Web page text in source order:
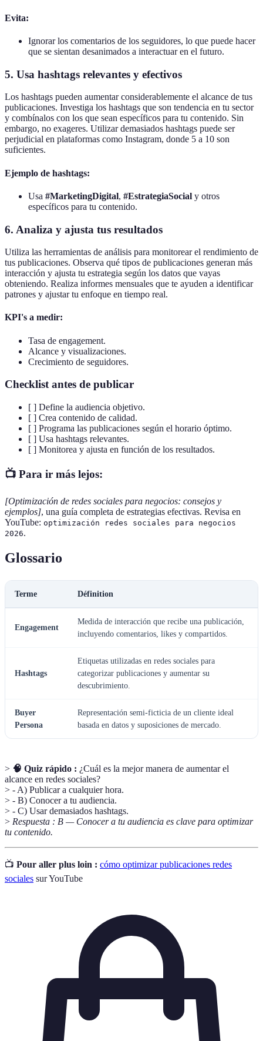
Evita:
Ignorar los comentarios de los seguidores, lo que puede hacer
que se sientan desanimados a interactuar en el futuro.
5. Usa hashtags relevantes y efectivos
Los hashtags pueden aumentar considerablemente el alcance de tus
publicaciones. Investiga los hashtags que son tendencia en tu sector
y combínalos con los que sean específicos para tu contenido. Sin
embargo, no exageres. Utilizar demasiados hashtags puede ser
perjudicial en plataformas como Instagram, donde 5 a 10 son
suficientes.
Ejemplo de hashtags:
Usa #MarketingDigital, #EstrategiaSocial y otros
específicos para tu contenido.
6. Analiza y ajusta tus resultados
Utiliza las herramientas de análisis para monitorear el rendimiento de
tus publicaciones. Observa qué tipos de publicaciones generan más
interacción y ajusta tu estrategia según los datos que vayas
obteniendo. Realiza informes mensuales que te ayuden a identificar
patrones y ajustar tu enfoque en tiempo real.
KPI's a medir:
Tasa de engagement.
Alcance y visualizaciones.
Crecimiento de seguidores.
Checklist antes de publicar
[ ] Define la audiencia objetivo.
[ ] Crea contenido de calidad.
[ ] Programa las publicaciones según el horario óptimo.
[ ] Usa hashtags relevantes.
[ ] Monitorea y ajusta en función de los resultados.
📺 Para ir más lejos:
[Optimización de redes sociales para negocios: consejos y
ejemplos], una guía completa de estrategias efectivas. Revisa en
YouTube: optimización redes sociales para negocios
2026.
Glossario
Terme Définition
Engagement
Medida de interacción que recibe una publicación,
incluyendo comentarios, likes y compartidos.
Hashtags
Etiquetas utilizadas en redes sociales para
categorizar publicaciones y aumentar su
descubrimiento.
Buyer
Persona
Representación semi-ficticia de un cliente ideal
basada en datos y suposiciones de mercado.
> 🧠 Quiz rápido : ¿Cuál es la mejor manera de aumentar el
alcance en redes sociales?
> - A) Publicar a cualquier hora.
> - B) Conocer a tu audiencia.
> - C) Usar demasiados hashtags.
> Respuesta : B — Conocer a tu audiencia es clave para optimizar
tu contenido.
📺 Pour aller plus loin : cómo optimizar publicaciones redes
sociales sur YouTube